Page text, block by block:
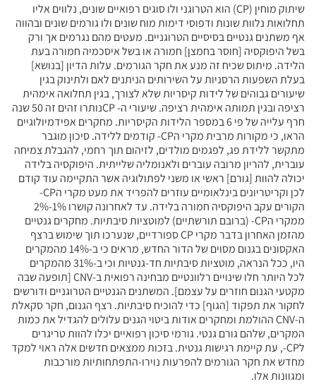
שיתוק מוחין (CP) הוא הטרוגני ולו סוגים רפואיים שונים, נלווים אליו
תחלואות נלוות שונות ודפוסי דימות מוח שונים ולו גורמים שונים ובהווה
אף משתנים גנטיים בסיסיים הטרוגניים. מעטים מהם נגרמים אך ורק
בשל היפוקסיה [חוסר בחמצן] חמורה או בשל איסכמיה חמורה בעת
הלידה. מיתוס שכיח זה מנע את חקר הגורמים. עלות הדיון [בנושא]
בעלת השפעות הרסניות על השירותים הניתנים לאם ולתינוק בגין
שיעורים גבוהים של לידות קיסריות שלא לצורך, בגין תחלואה אימהית
רציפה ובגין תמותה אימהית רציפה. שיעורי ה- CPנותרו זהים זה 50 שנה
חרף עלייה של פי 6 במספר הלידות הקיסריות. מחקרים אפידמיולוגיים
הראו, כי מקורות מרבית מקרי הCP- קודמים ללידה. סיכון מוגבר
מתקשר ללידת פג, לפגמים מולדים, לזיהום תוך רחמי, להגבלת צמיחה
עוברית, להריון מרובה עוברים ולאנומליה שלייתית. היפוקסיה בלידה
יכולה להוות [גורם] ראשי או משני לפתולוגיה אשר התקיימה עוד קודם
לכן וקריטריונים בינלאומיים עוזרים להפריד את מעט מקרי הCP-
הקורים עקב היפוקסיה חמורה בלידה. עד לאחרונה קושרו 1%-2%
ממקרי הCP- (ברובם תורשתיים) למוטציות סיבתיות. מחקרים גנטיים
מהזמן האחרון בדבר מקרי CP ספורדיים, שנערכו תוך שימוש ברצף
האקסונים בגנום מסוים של הדור החדש, מראים כי ב-14% מהמקרים
היו, ככל הנראה, מוטציות סיבתיות חד-גנטיות וכי ב-31% מהמקרים
לכל היותר חלו שינויים רלוונטיים מבחינה רפואית ב-CNV [תופעה שבה
מקטעי הגנום חוזרים על עצמם]. המשתנים הגנטיים הטרוגניים ודורשים
לחקור את תפקוד [הגוף] כדי להוכיח סיבתיות. רצף הגנום, חקר סקאלת
ה-CNV ההולמת ומחקרים אודות ביטוי הגנים עלולים להגדיל את כמות
המקרים, שלהם גורם גנטי. גורמי סיכון רפואיים יכלו להוות טריגרים
לCP-, עת קיימת רגישות גנטית. בזכות ממצאים חדשים אלה ראוי למקד
מחדש את חקר הגורמים להפרעות נוירו-התפתחותיות מורכבות
ומגוונות אלו.